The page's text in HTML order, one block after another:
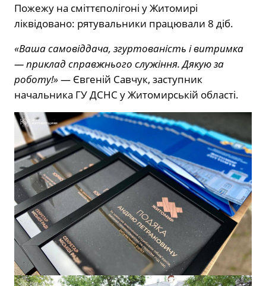
Пожежу на сміттєполігоні у Житомирі
ліквідовано: рятувальники працювали 8 діб.
«Ваша самовіддача, згуртованість і витримка
— приклад справжнього служіння. Дякую за
роботу!»— Євгеній Савчук, заступник
начальника ГУ ДСНС у Житомирській області.